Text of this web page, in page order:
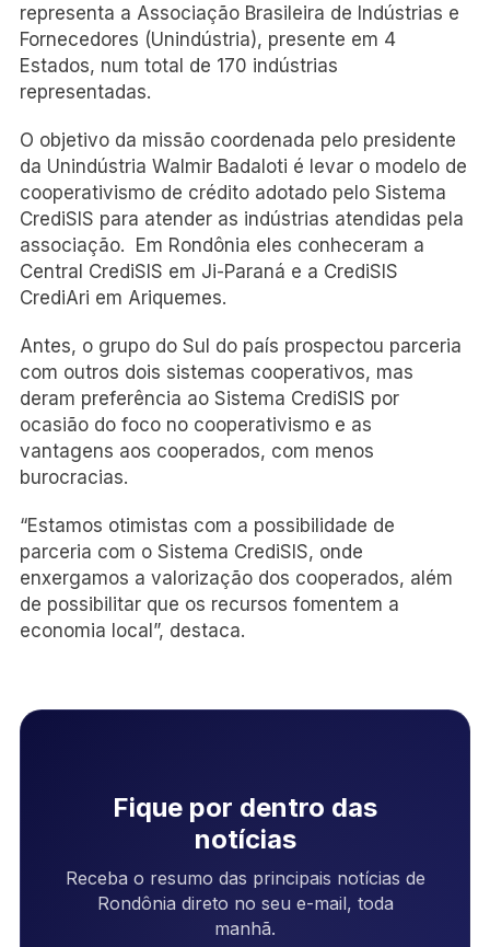
representa a Associação Brasileira de Indústrias e
Fornecedores (Unindústria), presente em 4
Estados, num total de 170 indústrias
representadas.
O objetivo da missão coordenada pelo presidente
da Unindústria Walmir Badaloti é levar o modelo de
cooperativismo de crédito adotado pelo Sistema
CrediSIS para atender as indústrias atendidas pela
associação. Em Rondônia eles conheceram a
Central CrediSIS em Ji-Paraná e a CrediSIS
CrediAri em Ariquemes.
Antes, o grupo do Sul do país prospectou parceria
com outros dois sistemas cooperativos, mas
deram preferência ao Sistema CrediSIS por
ocasião do foco no cooperativismo e as
vantagens aos cooperados, com menos
burocracias.
“Estamos otimistas com a possibilidade de
parceria com o Sistema CrediSIS, onde
enxergamos a valorização dos cooperados, além
de possibilitar que os recursos fomentem a
economia local”, destaca.
Fique por dentro das
notícias
Receba o resumo das principais notícias de
Rondônia direto no seu e-mail, toda
manhã.